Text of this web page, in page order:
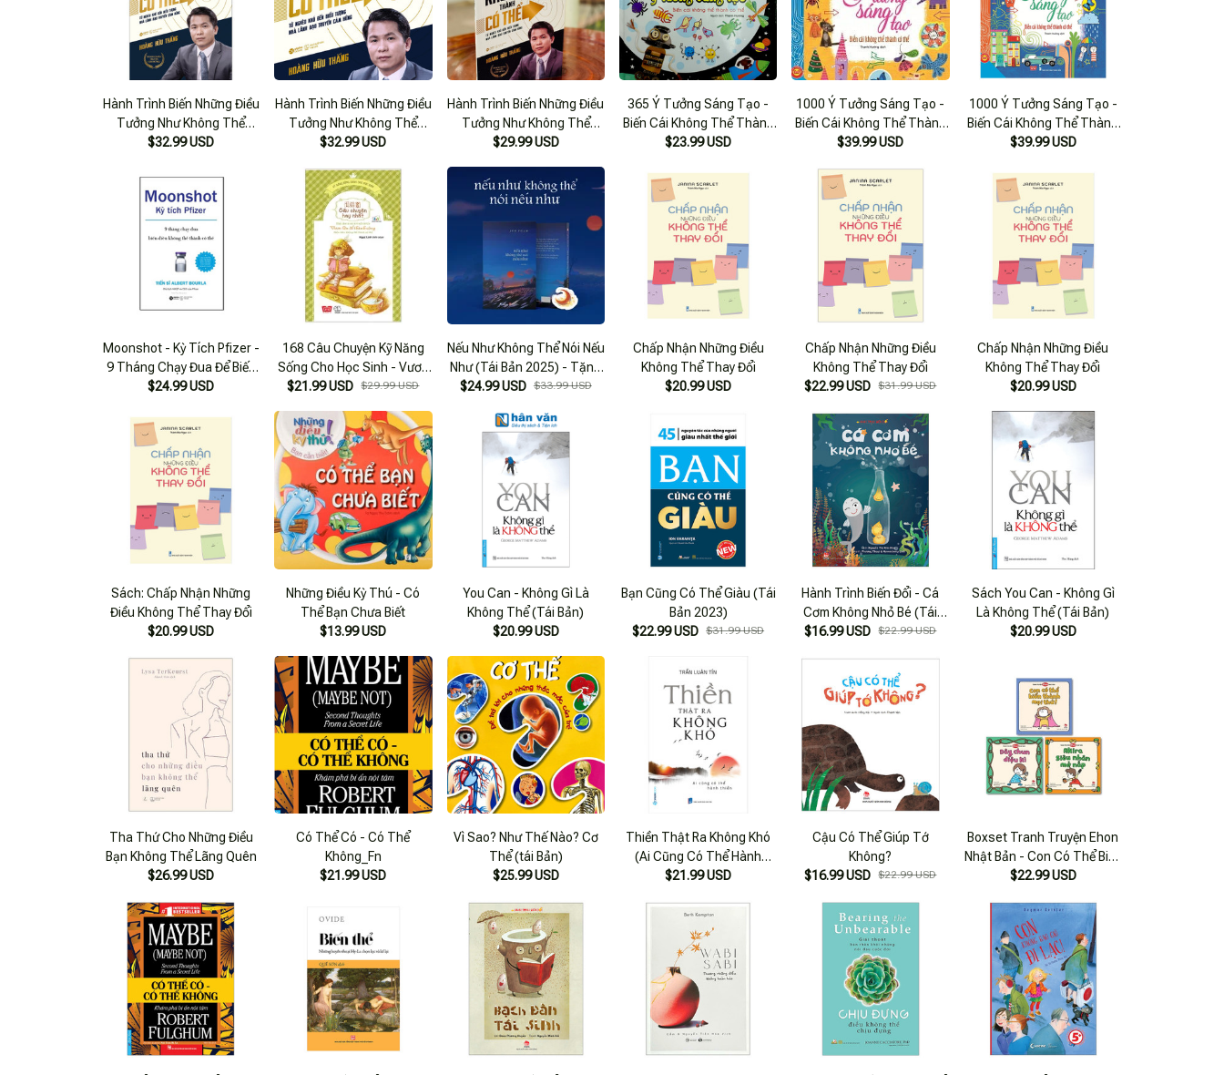
Hành Trình Biến Những Điều
Tưởng Như Không Thể
Thành Có Thể
$32.99 USD
Hành Trình Biến Những Điều
Tưởng Như Không Thể
Thành Có Thể - Hoàng Hữu
$32.99 USD
Hành Trình Biến Những Điều
Tưởng Như Không Thể
Thành Có Thể - Hoàng Hữu
Xuất Bản Thế Giới.
$29.99 USD
365 Ý Tưởng Sáng Tạo -
Biến Cái Không Thể Thành
Có Thể (tái Bản 2018)
$23.99 USD
1000 Ý Tưởng Sáng Tạo -
Biến Cái Không Thể Thành
Có Thể (tập 2)
$39.99 USD
1000 Ý Tưởng Sáng Tạo -
Biến Cái Không Thể Thành
Có Thể (tập 1)
$39.99 USD
Moonshot - Kỳ Tích Pfizer -
9 Tháng Chạy Đua Để Biến
Điều Không Thể Thành Có
$24.99 USD
168 Câu Chuyện Kỹ Năng
Sống Cho Học Sinh - Vươn
Lên Để Thành Công - Biến
Thể
$21.99 USD $29.99 USD
Nếu Như Không Thể Nói Nếu
Như (Tái Bản 2025) - Tặng
Kèm Bookmark
$24.99 USD $33.99 USD
Chấp Nhận Những Điều
Không Thể Thay Đổi
$20.99 USD
Chấp Nhận Những Điều
Không Thể Thay Đổi
$22.99 USD
$31.99 USD
Chấp Nhận Những Điều
Không Thể Thay Đổi
$20.99 USD
Sách: Chấp Nhận Những
Điều Không Thể Thay Đổi
$20.99 USD
Những Điều Kỳ Thú - Có
Thể Bạn Chưa Biết
$13.99 USD
You Can - Không Gì Là
Không Thể (Tái Bản)
$20.99 USD
Bạn Cũng Có Thể Giàu (Tái
Bản 2023)
$22.99 USD $31.99 USD
Hành Trình Biến Đổi - Cá
Cơm Không Nhỏ Bé (Tái
Bản 2022)
$16.99 USD $22.99 USD
Sách You Can - Không Gì
Là Không Thể (Tái Bản)
$20.99 USD
Tha Thứ Cho Những Điều
Bạn Không Thể Lãng Quên
$26.99 USD
Có Thể Có - Có Thể
Không_Fn
$21.99 USD
Vì Sao? Như Thế Nào? Cơ
Thể (tái Bản)
$25.99 USD
Thiền Thật Ra Không Khó
(Ai Cũng Có Thể Hành
Thiền)
$21.99 USD
Cậu Có Thể Giúp Tớ
Không?
$16.99 USD
$22.99 USD
Boxset Tranh Truyện Ehon
Nhật Bản - Con Có Thể Biến
Thành Mọi Thứ! (bộ 3
$22.99 USD